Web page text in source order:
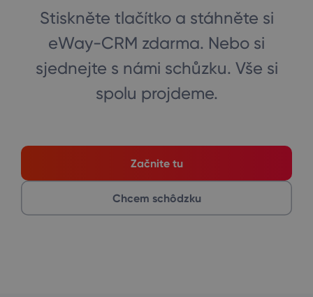
Stiskněte tlačítko a stáhněte si
eWay-CRM zdarma. Nebo si
sjednejte s námi schůzku. Vše si
spolu projdeme.
Začnite tu
Chcem schôdzku